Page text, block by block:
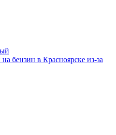
бензин в Красноярске из-за